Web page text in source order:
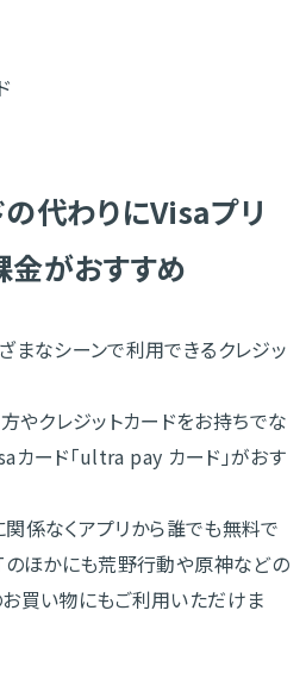
代わりにVisaプリ
金がおすすめ
まなシーンで利用できるクレジッ
やクレジットカードをお持ちでな
カード「ultra pay カード」がおす
係なくアプリから誰でも無料で
のほかにも荒野行動や原神などの
買い物にもご利用いただけま